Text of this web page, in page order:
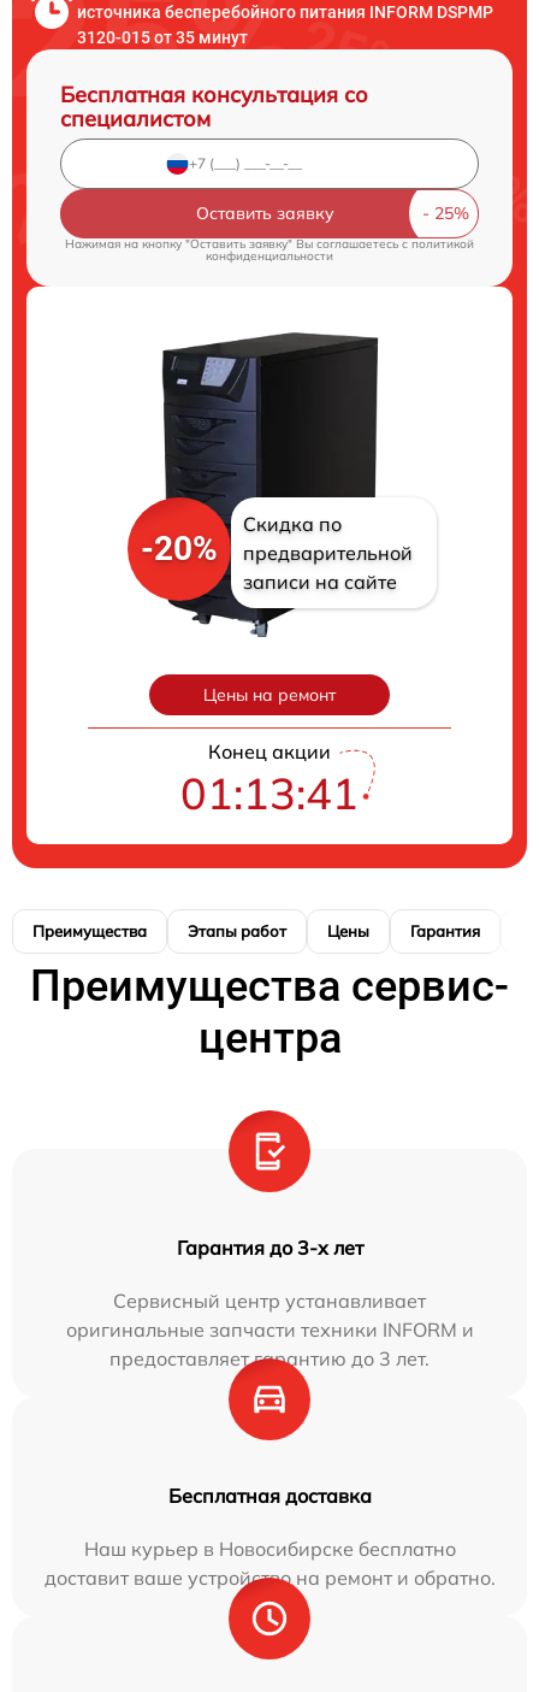
источника бесперебойного питания INFORM DSPMP
3120-015 от 35 минут
Бесплатная консультация со
специалистом
Оставить заявку
Нажимая на кнопку "Оставить заявку" Вы соглашаетесь cполитикой
конфиденциальности
-20%
Скидка по
предварительной
записи на сайте
Цены на ремонт
Конец акции
01:13:40
Преимущества Этапы работ Цены Гарантия
Преимущества сервис-
центра
Гарантия до 3-х лет
Сервисный центр устанавливает
оригинальные запчасти техники INFORM и
предоставляет гарантию до 3 лет.
Бесплатная доставка
Наш курьер в Новосибирске бесплатно
доставит ваше устройство на ремонт и обратно.